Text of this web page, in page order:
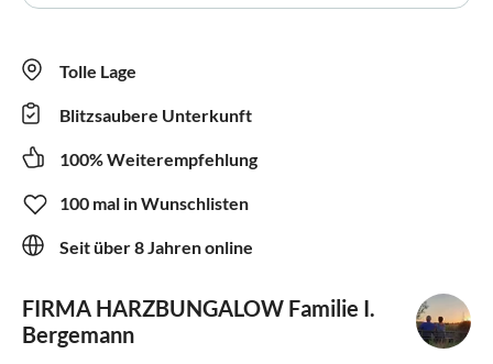
Tolle Lage
Blitzsaubere Unterkunft
100% Weiterempfehlung
100 mal in Wunschlisten
Seit über 8 Jahren online
FIRMA HARZBUNGALOW Familie I.
Bergemann